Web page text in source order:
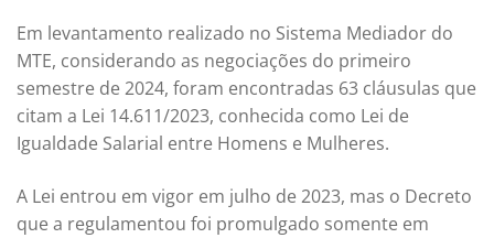
Em levantamento realizado no Sistema Mediador do
MTE, considerando as negociações do primeiro
semestre de 2024, foram encontradas 63 cláusulas que
citam a Lei 14.611/2023, conhecida como Lei de
Igualdade Salarial entre Homens e Mulheres.
A Lei entrou em vigor em julho de 2023, mas o Decreto
que a regulamentou foi promulgado somente em